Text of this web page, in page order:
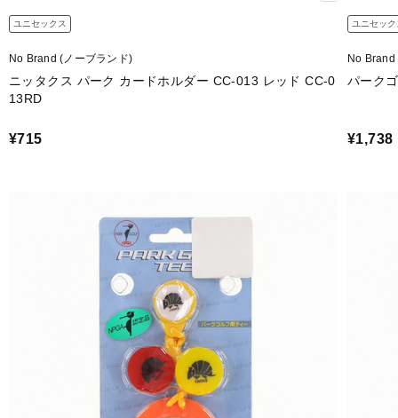
ユニセックス
No Brand (ノーブランド)
ニッタクス パーク カードホルダー CC-013 レッド CC-0
13RD
¥715
ユニセック
No Brand
パーク
¥1,738